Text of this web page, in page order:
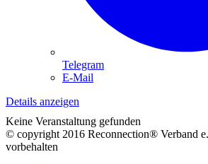
Telegram
E-Mail
Details anzeigen
Keine Veranstaltung gefunden
© copyright 2016 Reconnection® Verband
vorbehalten